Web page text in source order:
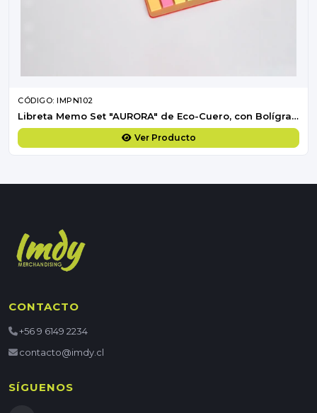
CÓDIGO: IMPN102
Libreta Memo Set "AURORA" de Eco-Cuero, con Bolígrafo.
Ver Producto
CONTACTO
+56 9 6149 2234
contacto@imdy.cl
SÍGUENOS